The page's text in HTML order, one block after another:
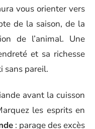
vous orienter vers
de la saison, de la
de l’animal. Une
et sa richesse
sans pareil.
avant la cuisson
les esprits en
: parage des excès